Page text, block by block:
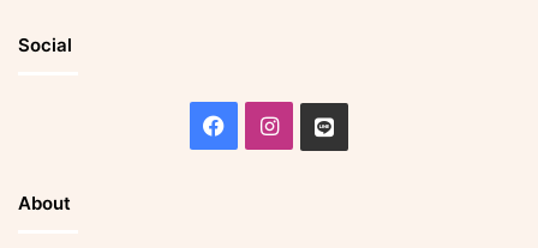
Social
Facebook
Instagram
About